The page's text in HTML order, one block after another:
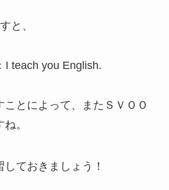
と、
I teach you English.
ことによって、またＳＶＯＯ
。
ておきましょう！